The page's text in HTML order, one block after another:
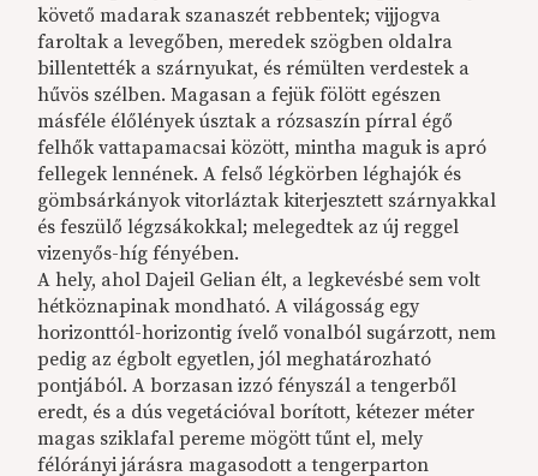
követő madarak szanaszét rebbentek; vijjogva
faroltak a levegőben, meredek szögben oldalra
billentették a szárnyukat, és rémülten verdestek a
hűvös szélben. Magasan a fejük fölött egészen
másféle élőlények úsztak a rózsaszín pírral égő
felhők vattapamacsai között, mintha maguk is apró
fellegek lennének. A felső légkörben léghajók és
gömbsárkányok vitorláztak kiterjesztett szárnyakkal
és feszülő légzsákokkal; melegedtek az új reggel
vizenyős-híg fényében.
A hely, ahol Dajeil Gelian élt, a legkevésbé sem volt
hétköznapinak mondható. A világosság egy
horizonttól-horizontig ívelő vonalból sugárzott, nem
pedig az égbolt egyetlen, jól meghatározható
pontjából. A borzasan izzó fényszál a tengerből
eredt, és a dús vegetációval borított, kétezer méter
magas sziklafal pereme mögött tűnt el, mely
félórányi járásra magasodott a tengerparton